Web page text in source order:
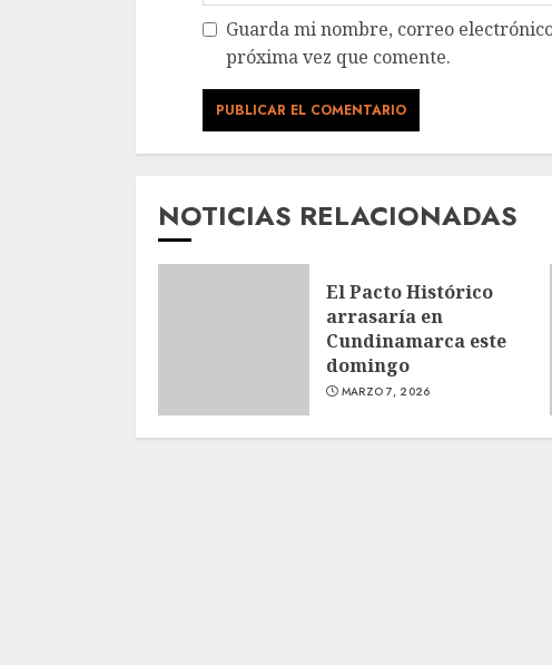
Guarda mi nombre, correo
próxima vez que comente.
NOTICIAS RELACIONADAS
El Pacto Histórico
arrasaría en
Cundinamarca este
domingo
MARZO 7, 2026